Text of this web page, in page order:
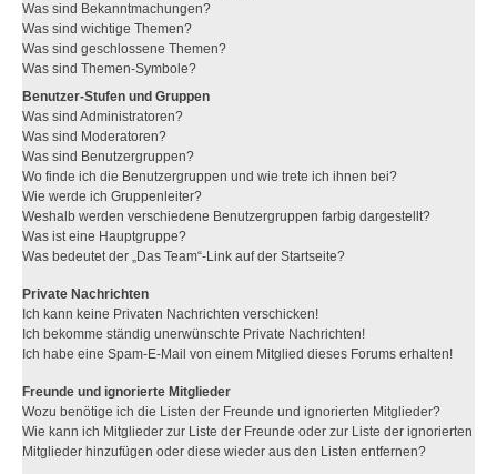
Was sind Bekanntmachungen?
Was sind wichtige Themen?
Was sind geschlossene Themen?
Was sind Themen-Symbole?
Benutzer-Stufen und Gruppen
Was sind Administratoren?
Was sind Moderatoren?
Was sind Benutzergruppen?
Wo finde ich die Benutzergruppen und wie trete ich ihnen bei?
Wie werde ich Gruppenleiter?
Weshalb werden verschiedene Benutzergruppen farbig dargestellt?
Was ist eine Hauptgruppe?
Was bedeutet der „Das Team“-Link auf der Startseite?
Private Nachrichten
Ich kann keine Privaten Nachrichten verschicken!
Ich bekomme ständig unerwünschte Private Nachrichten!
Ich habe eine Spam-E-Mail von einem Mitglied dieses Forums erhalten!
Freunde und ignorierte Mitglieder
Wozu benötige ich die Listen der Freunde und ignorierten Mitglieder?
Wie kann ich Mitglieder zur Liste der Freunde oder zur Liste der ignorierten
Mitglieder hinzufügen oder diese wieder aus den Listen entfernen?